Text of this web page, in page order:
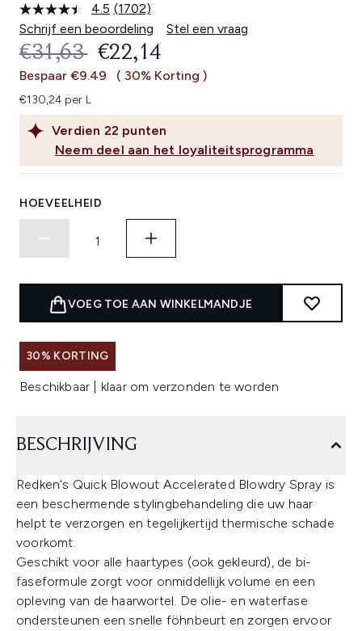
4.5 Lees
1702
beoordelingen.
Dezelfde
paginalink.
(1702)
Schrijf een beoordeling
Stel een vraag
Verdien 22 punten
Neem deel aan het loyaliteitsprogramma
RECOMMENDED RETAIL PRICE:
€31,63 HUIDIGE PRIJS:
€22,14
Bespaar €9.49 ( 30% Korting )
€130,24 per L
HOEVEELHEID
VOEG TOE AAN WINKELMANDJE
30% KORTING
Beschikbaar | klaar om verzonden te worden
BESCHRIJVING
Redken's Quick Blowout Accelerated Blowdry Spray is
een beschermende stylingbehandeling die uw haar
helpt te verzorgen en tegelijkertijd thermische schade
voorkomt.
Geschikt voor alle haartypes (ook gekleurd), de bi-
faseformule zorgt voor onmiddellijk volume en een
opleving van de haarwortel. De olie- en waterfase
ondersteunen een snelle föhnbeurt en zorgen ervoor